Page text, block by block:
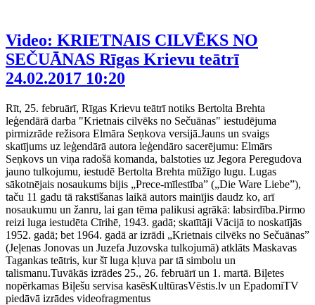
Video: KRIETNAIS CILVĒKS NO
SEČUĀNAS Rīgas Krievu teātrī
24.02.2017 10:20
Rīt, 25. februārī, Rīgas Krievu teātrī notiks Bertolta Brehta
leģendārā darba "Krietnais cilvēks no Sečuānas" iestudējuma
pirmizrāde režisora Elmāra Seņkova versijā.Jauns un svaigs
skatījums uz leģendārā autora leģendāro sacerējumu: Elmārs
Seņkovs un viņa radošā komanda, balstoties uz Jegora Peregudova
jauno tulkojumu, iestudē Bertolta Brehta mūžīgo lugu. Lugas
sākotnējais nosaukums bijis „Prece-mīlestība” („Die Ware Liebe”),
taču 11 gadu tā rakstīšanas laikā autors mainījis daudz ko, arī
nosaukumu un žanru, lai gan tēma palikusi agrākā: labsirdība.Pirmo
reizi luga iestudēta Cīrihē, 1943. gadā; skatītāji Vācijā to noskatījās
1952. gadā; bet 1964. gadā ar izrādi „Krietnais cilvēks no Sečuānas”
(Jeļenas Jonovas un Juzefa Juzovska tulkojumā) atklāts Maskavas
Tagankas teātris, kur šī luga kļuva par tā simbolu un
talismanu.Tuvākās izrādes 25., 26. februārī un 1. martā. Biļetes
nopērkamas Biļešu servisa kasēsKultūrasVēstis.lv un EpadomiTV
piedāvā izrādes videofragmentus